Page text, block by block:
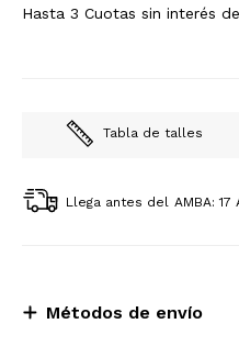
Hasta 3 Cuotas sin interés de
Tabla de talles
Llega antes del AMBA: 17
Métodos de envío